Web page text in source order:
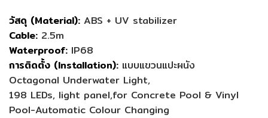
วัสดุ (Material): ABS + UV stabilizer
Cable: 2.5m
Waterproof: IP68
การติดตั้ง (Installation): แบบแขวนแปะผนัง
Octagonal Underwater Light,
198 LEDs, light panel,for Concrete Pool & Vinyl
Pool-Automatic Colour Changing